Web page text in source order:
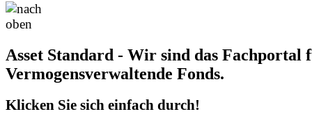
Asset Standard - Wir sind das Fachportal
Vermogensverwaltende Fonds.
Klicken Sie sich einfach durch!